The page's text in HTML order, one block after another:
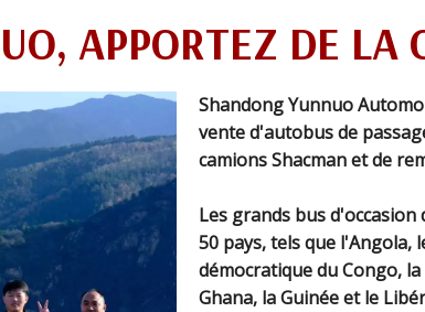
APPORTEZ DE LA
Shandong Yunnuo
vente d'autobus de
camions Shacman et de
Les grands bus d'occasion
50 pays, tels que l'Angola,
démocratique du Congo,
Ghana, la Guinée et le